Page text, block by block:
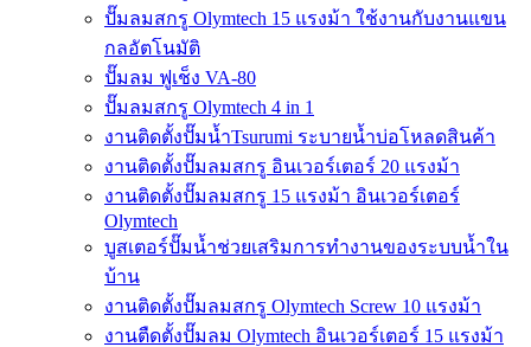
ปั๊มลมสกรู Olymtech 15 แรงม้า ใช้งานกับงานแขน
กลอัตโนมัติ
ปั๊มลม ฟูเช็ง VA-80
ปั๊มลมสกรู Olymtech 4 in 1
งานติดตั้งปั๊มน้ำTsurumi ระบายน้ำบ่อโหลดสินค้า
งานติดตั้งปั๊มลมสกรู อินเวอร์เตอร์ 20 แรงม้า
งานติดตั้งปั๊มลมสกรู 15 แรงม้า อินเวอร์เตอร์
Olymtech
บูสเตอร์ปั๊มน้ำช่วยเสริมการทำงานของระบบน้ำใน
บ้าน
งานติดตั้งปั๊มลมสกรู Olymtech Screw 10 แรงม้า
งานตืดตั้งปั๊มลม Olymtech อินเวอร์เตอร์ 15 แรงม้า